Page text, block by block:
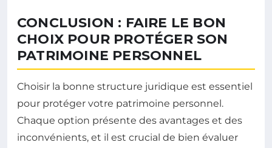
CONCLUSION : FAIRE LE BON
CHOIX POUR PROTÉGER SON
PATRIMOINE PERSONNEL
Choisir la bonne structure juridique est essentiel
pour protéger votre patrimoine personnel.
Chaque option présente des avantages et des
inconvénients, et il est crucial de bien évaluer